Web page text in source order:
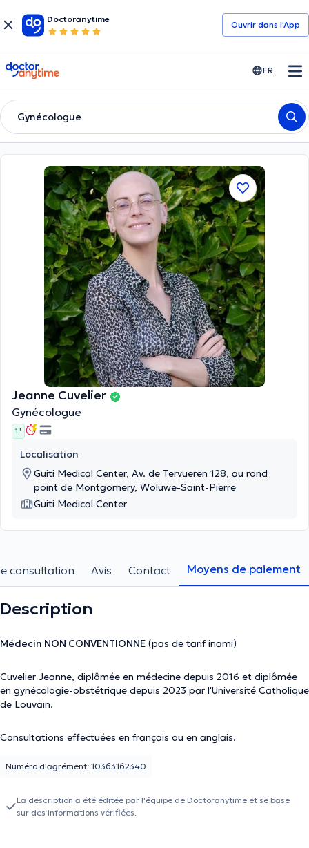
Doctoranytime
Ouvrir dans l’App
doctoranytime FR
Gynécologue
Jeanne Cuvelier
Gynécologue
1 '
Localisation
Guiti Medical Center, Av. de Tervueren 128, au rond
point de Montgomery, Woluwe-Saint-Pierre
Guiti Medical Center
consultation Avis Contact Moyens de paiement
Description
Médecin NON CONVENTIONNE (pas de tarif inami)
Cuvelier Jeanne, diplômée en médecine depuis 2016 et diplômée
en gynécologie-obstétrique depuis 2023 par l'Université Catholique
de Louvain.
Consultations effectuées en français ou en anglais.
Numéro d'agrément: 10363162340
La description a été éditée par l'équipe de Doctoranytime et se base
sur des informations vérifiées.